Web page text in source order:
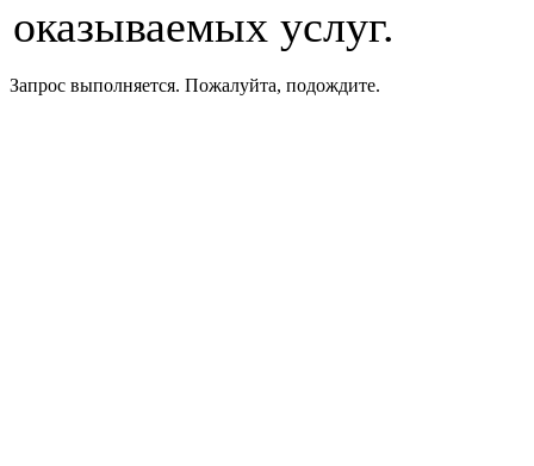
оказываемых услуг.
Запрос выполняется. Пожалуйта, подождите.